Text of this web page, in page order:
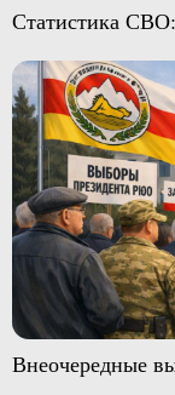
Статистика
Внеочередные